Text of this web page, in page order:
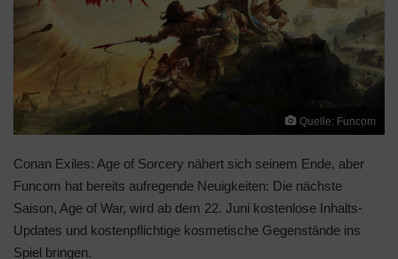
Quelle: Funcom
Conan Exiles: Age of Sorcery nähert sich seinem Ende, aber
Funcom hat bereits aufregende Neuigkeiten: Die nächste
Saison, Age of War, wird ab dem 22. Juni kostenlose Inhalts-
Updates und kostenpflichtige kosmetische Gegenstände ins
Spiel bringen.